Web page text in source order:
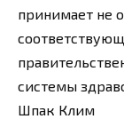
принимает не
системы
Шпак Клим